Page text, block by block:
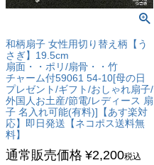
和柄扇子 女性用切り替え柄【う
さぎ】19.5cm
扇面・・ポリ/扇骨・・竹
チャーム付59061 54-10[母の日
プレゼント/ギフト/おしゃれ扇子/
外国人お土産/節電/レディース 扇
子 名入れ可能(有料)]【あす楽対
応】即日発送【ネコポス送料無
料】
通常販売価格 ¥2,200税込